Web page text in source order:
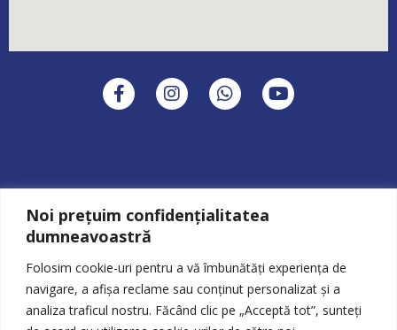
Noi prețuim confidențialitatea
dumneavoastră
Folosim cookie-uri pentru a vă îmbunătăți experiența de
navigare, a afișa reclame sau conținut personalizat și a
analiza traficul nostru. Făcând clic pe „Acceptă tot”, sunteți
F
a
o
k
-
f
I
n
r
a
m
W
h
p
p
Y
o
e
CUI: 33593354
Adresa:Str. Gramont 38, București
Email:office@sporttherapie.ro
Telefon: 0799.593.216
Orarul de funcționare: